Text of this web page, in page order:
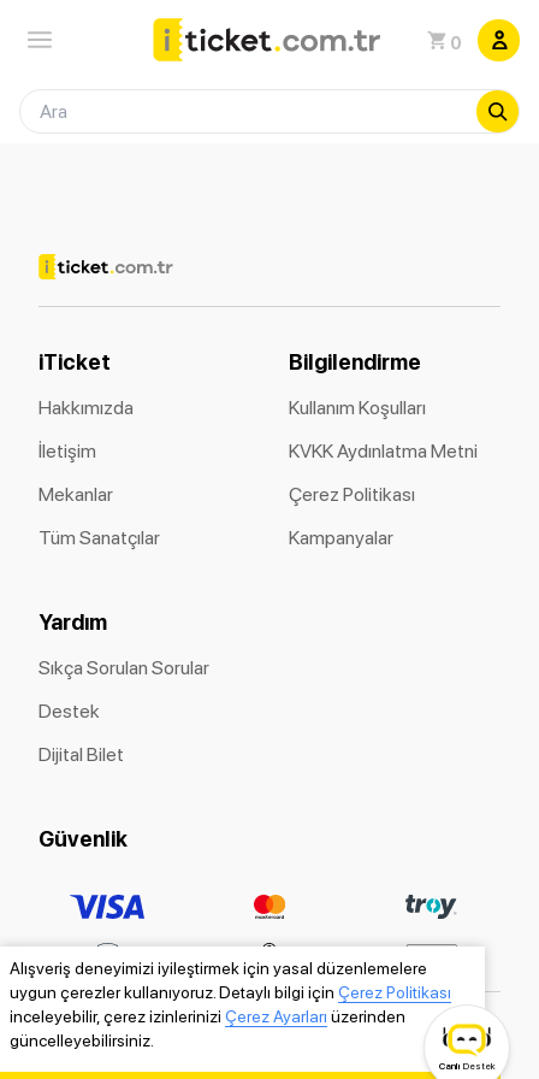
0
Alışveriş deneyimizi iyileştirmek için yasal düzenlemelere
uygun çerezler kullanıyoruz. Detaylı bilgi için Çerez Politikası
inceleyebilir, çerez izinlerinizi Çerez Ayarları üzerinden
güncelleyebilirsiniz.
iTicket
Hakkımızda
İletişim
Mekanlar
Tüm Sanatçılar
Bilgilendirme
Kullanım Koşulları
KVKK Aydınlatma Metni
Çerez Politikası
Kampanyalar
Yardım
Sıkça Sorulan Sorular
Destek
Dijital Bilet
Güvenlik
Canlı Destek